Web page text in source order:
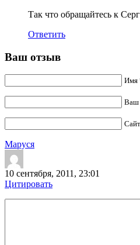
Так что обращайтесь к
Ответить
Ваш отзыв
Имя
Ваш
Сайт
Маруся
10 сентября, 2011, 23:01
Цитировать